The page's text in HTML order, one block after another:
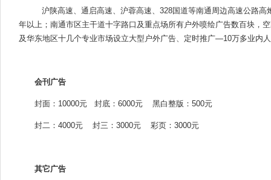
沪陕高速、通启高速、沪蓉高速、328国道等南通周边高速公路
年以上；南通市区主干道十字路口及重点场所有户外喷绘广告数百块，
及华东地区十几个专业市场设立大型户外广告、定时推广—10万多业内
会刊广告
封面：10000元 封底：6000元 黑白整版：500元
封二：4000元 封三：3000元 彩页：3000元
其它广告